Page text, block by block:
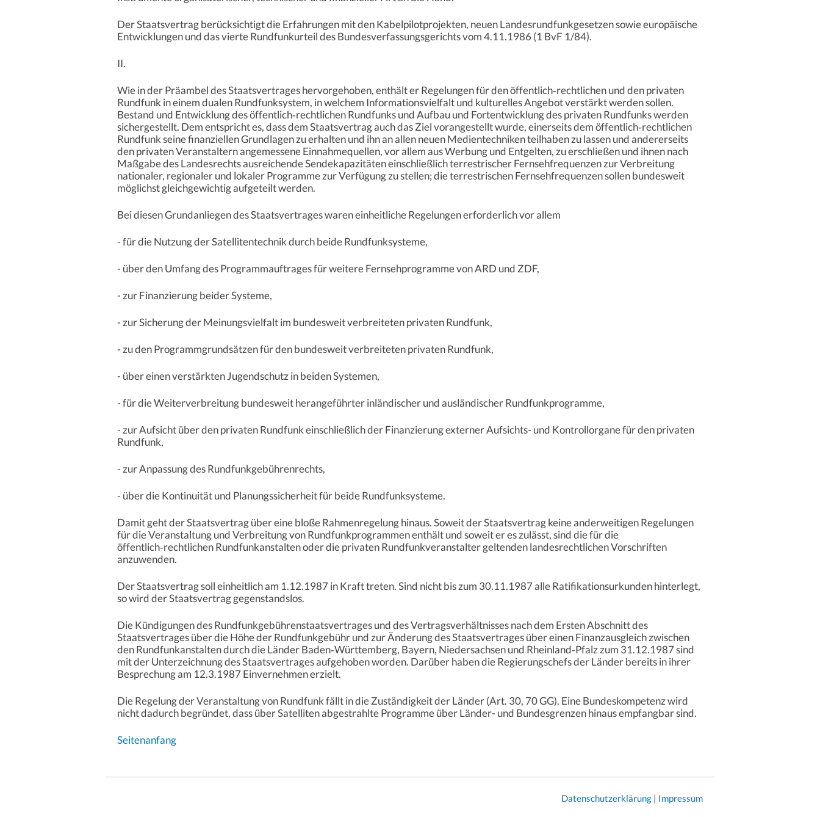
Der Staatsvertrag berücksichtigt die Erfahrungen mit den Kabelpilotprojekten, neuen Landesrundfunkgesetzen sowie europäische
Entwicklungen und das vierte Rundfunkurteil des Bundesverfassungsgerichts vom 4.11.1986 (1 BvF 1/84).
II.
Wie in der Präambel des Staatsvertrages hervorgehoben, enthält er Regelungen für den öffentlich‑rechtlichen und den privaten
Rundfunk in einem dualen Rundfunksystem, in welchem Informationsvielfalt und kulturelles Angebot verstärkt werden sollen.
Bestand und Entwicklung des öffentlich‑rechtlichen Rundfunks und Aufbau und Fortentwicklung des privaten Rundfunks werden
sichergestellt. Dem entspricht es, dass dem Staatsvertrag auch das Ziel vorangestellt wurde, einerseits dem öffentlich‑rechtlichen
Rundfunk seine finanziellen Grundlagen zu erhalten und ihn an allen neuen Medientechniken teilhaben zu lassen und andererseits
den privaten Veranstaltern angemessene Einnahmequellen, vor allem aus Werbung und Entgelten, zu erschließen und ihnen nach
Maßgabe des Landesrechts ausreichende Sendekapazitäten einschließlich terrestrischer Fernsehfrequenzen zur Verbreitung
nationaler, regionaler und lokaler Programme zur Verfügung zu stellen; die terrestrischen Fernsehfrequenzen sollen bundesweit
möglichst gleichgewichtig aufgeteilt werden.
Bei diesen Grundanliegen des Staatsvertrages waren einheitliche Regelungen erforderlich vor allem
- für die Nutzung der Satellitentechnik durch beide Rundfunksysteme,
- über den Umfang des Programmauftrages für weitere Fernsehprogramme von ARD und ZDF,
- zur Finanzierung beider Systeme,
- zur Sicherung der Meinungsvielfalt im bundesweit verbreiteten privaten Rundfunk,
- zu den Programmgrundsätzen für den bundesweit verbreiteten privaten Rundfunk,
- über einen verstärkten Jugendschutz in beiden Systemen,
- für die Weiterverbreitung bundesweit herangeführter inländischer und ausländischer Rundfunkprogramme,
- zur Aufsicht über den privaten Rundfunk einschließlich der Finanzierung externer Aufsichts- und Kontrollorgane für den privaten
Rundfunk,
- zur Anpassung des Rundfunkgebührenrechts,
- über die Kontinuität und Planungssicherheit für beide Rundfunksysteme.
Damit geht der Staatsvertrag über eine bloße Rahmenregelung hinaus. Soweit der Staatsvertrag keine anderweitigen Regelungen
für die Veranstaltung und Verbreitung von Rundfunkprogrammen enthält und soweit er es zulässt, sind die für die
öffentlich‑rechtlichen Rundfunkanstalten oder die privaten Rundfunkveranstalter geltenden landesrechtlichen Vorschriften
anzuwenden.
Der Staatsvertrag soll einheitlich am 1.12.1987 in Kraft treten. Sind nicht bis zum 30.11.1987 alle Ratifikationsurkunden hinterlegt,
so wird der Staatsvertrag gegenstandslos.
Die Kündigungen des Rundfunkgebührenstaatsvertrages und des Vertragsverhältnisses nach dem Ersten Abschnitt des
Staatsvertrages über die Höhe der Rundfunkgebühr und zur Änderung des Staatsvertrages über einen Finanzausgleich zwischen
den Rundfunkanstalten durch die Länder Baden‑Württemberg, Bayern, Niedersachsen und Rheinland‑Pfalz zum 31.12.1987 sind
mit der Unterzeichnung des Staatsvertrages aufgehoben worden. Darüber haben die Regierungschefs der Länder bereits in ihrer
Besprechung am 12.3.1987 Einvernehmen erzielt.
Die Regelung der Veranstaltung von Rundfunk fällt in die Zuständigkeit der Länder (Art. 30, 70 GG). Eine Bundeskompetenz wird
nicht dadurch begründet, dass über Satelliten abgestrahlte Programme über Länder- und Bundesgrenzen hinaus empfangbar sind.
Seitenanfang
Datenschutzerklärung | Impressum